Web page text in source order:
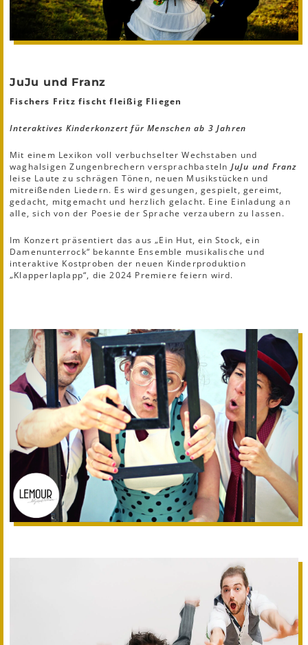
JuJu und Franz
Fischers Fritz fischt fleißig Fliegen
Interaktives Kinderkonzert für Menschen ab 3 Jahren
Mit einem Lexikon voll verbuchselter Wechstaben und
waghalsigen Zungenbrechern versprachbasteln JuJu und Franz
leise Laute zu schrägen Tönen, neuen Musikstücken und
mitreißenden Liedern. Es wird gesungen, gespielt, gereimt,
gedacht, mitgemacht und herzlich gelacht. Eine Einladung an
alle, sich von der Poesie der Sprache verzaubern zu lassen.
Im Konzert präsentiert das aus „Ein Hut, ein Stock, ein
Damenunterrock“ bekannte Ensemble musikalische und
interaktive Kostproben der neuen Kinderproduktion
„Klapperlaplapp“, die 2024 Premiere feiern wird.